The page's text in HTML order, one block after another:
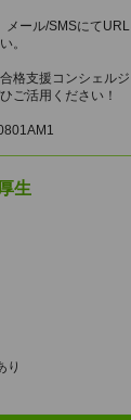
ール/SMSにて
。
格支援コンシェル
ご活用ください！
生
り